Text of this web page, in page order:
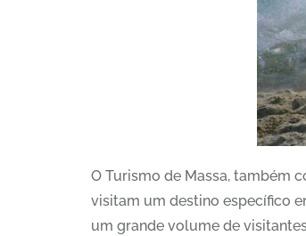
O Turismo de Massa, também
visitam um destino específico
um grande volume de